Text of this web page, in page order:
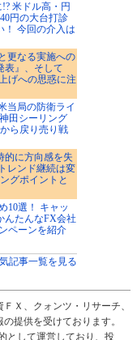
米ドル高・円
円の大台打診
！ 今回の介入は
更なる実施への
表』、そして
げへの思惑に注
当局の防衛ライ
田シーリング
ら戻り売り戦
的に方向感を失
レンド継続は変
グポイントと
10選！ キャッ
んたんなFX会社
ペーンを紹介
記事一覧を見る
Ｘ、クォンツ・リサーチ、
提供を受けております。
として運営しており、投